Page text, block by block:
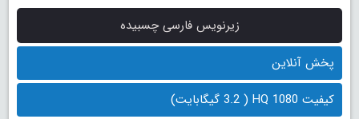
زیرنویس فارسی چسبیده
پخش آنلاین
کیفیت 1080 HQ ( 3.2 گیگابایت)